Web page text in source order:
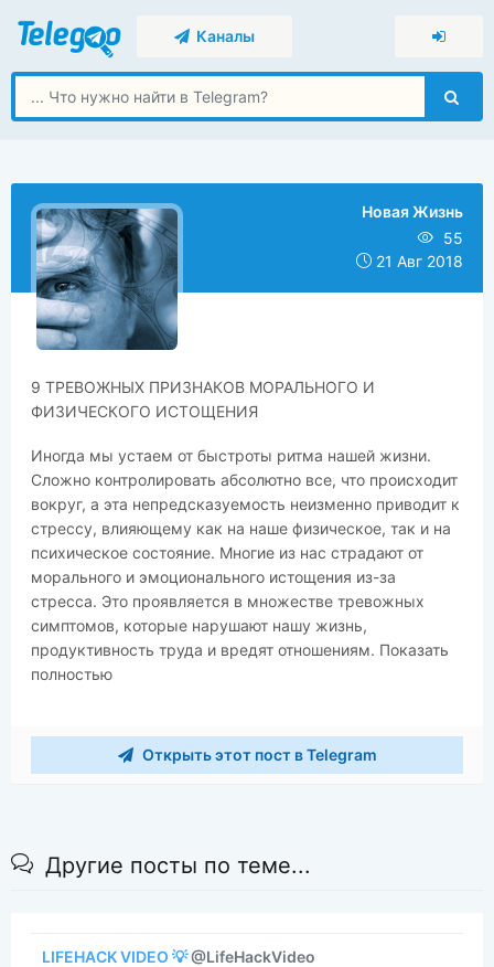
Каналы
Новая Жизнь
55
21 Авг 2018
​​9 ТРЕВОЖНЫХ ПРИЗНАКОВ МОРАЛЬНОГО И
ФИЗИЧЕСКОГО ИСТОЩЕНИЯ
Иногда мы устаем от быстроты ритма нашей жизни.
Сложно контролировать абсолютно все, что происходит
вокруг, а эта непредсказуемость неизменно приводит к
стрессу, влияющему как на наше физическое, так и на
психическое состояние. Многие из нас страдают от
морального и эмоционального истощения из-за
стресса. Это проявляется в множестве тревожных
симптомов, которые нарушают нашу жизнь,
продуктивность труда и вредят отношениям. Показать
полностью
Открыть этот пост в Telegram
Другие посты по теме...
LIFEHACK VIDEO 💡@LifeHackVideo